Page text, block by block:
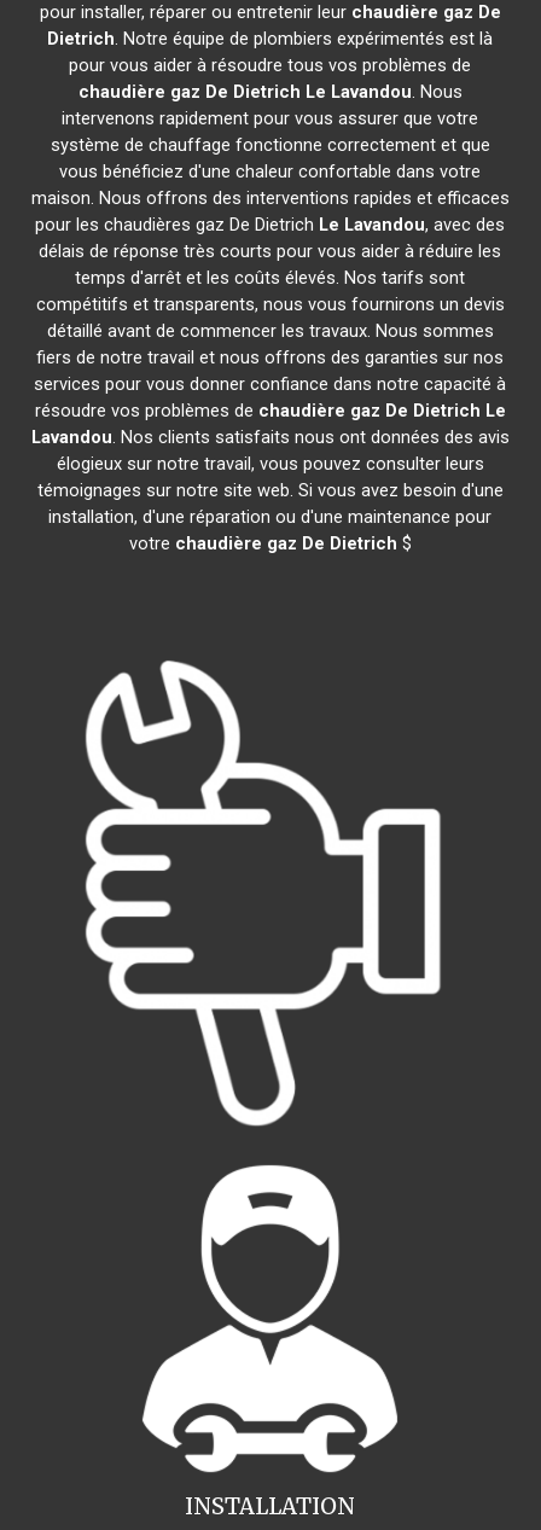
pour installer, réparer ou entretenir leur chaudière gaz De
Dietrich. Notre équipe de plombiers expérimentés est là
pour vous aider à résoudre tous vos problèmes de
chaudière gaz De Dietrich Le Lavandou. Nous
intervenons rapidement pour vous assurer que votre
système de chauffage fonctionne correctement et que
vous bénéficiez d'une chaleur confortable dans votre
maison. Nous offrons des interventions rapides et efficaces
pour les chaudières gaz De Dietrich Le Lavandou, avec des
délais de réponse très courts pour vous aider à réduire les
temps d'arrêt et les coûts élevés. Nos tarifs sont
compétitifs et transparents, nous vous fournirons un devis
détaillé avant de commencer les travaux. Nous sommes
fiers de notre travail et nous offrons des garanties sur nos
services pour vous donner confiance dans notre capacité à
résoudre vos problèmes de chaudière gaz De Dietrich Le
Lavandou. Nos clients satisfaits nous ont données des avis
élogieux sur notre travail, vous pouvez consulter leurs
témoignages sur notre site web. Si vous avez besoin d'une
installation, d'une réparation ou d'une maintenance pour
votre chaudière gaz De Dietrich $
INSTALLATION